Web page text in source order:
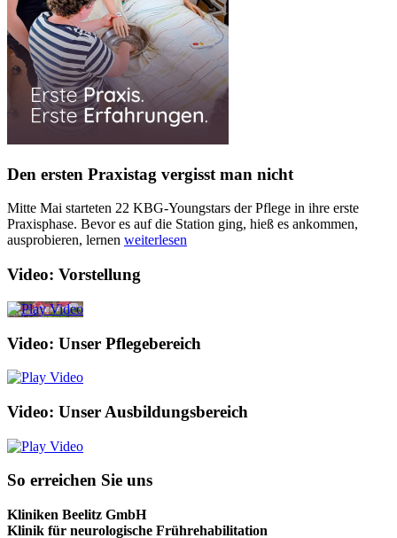
Den ersten Praxistag vergisst man nicht
Mitte Mai starteten 22 KBG-Youngstars der Pflege in ihre erste
Praxisphase. Bevor es auf die Station ging, hieß es ankommen,
ausprobieren, lernen weiterlesen
Video: Vorstellung
Video: Unser Pflegebereich
Video: Unser Ausbildungsbereich
So erreichen Sie uns
Kliniken Beelitz GmbH
Klinik für neurologische Frührehabilitation